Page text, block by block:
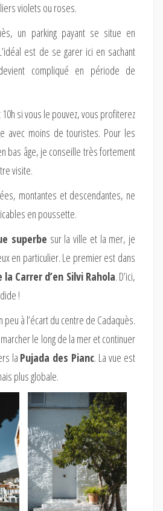
violets ou roses.
un parking payant se situe en
est de se garer ici en sachant
compliqué en période de
10h si vous le pouvez, vous profiterez
avec moins de touristes. Pour les
bas âge, je conseille très fortement
visite.
montantes et descendantes, ne
en poussette.
superbe sur la ville et la mer, je
en particulier. Le premier est dans
Carrer d’en Silvi Rahola. D’ici,
!
à l’écart du centre de Cadaquès.
le long de la mer et continuer
la Pujada des Pianc. La vue est
plus globale.